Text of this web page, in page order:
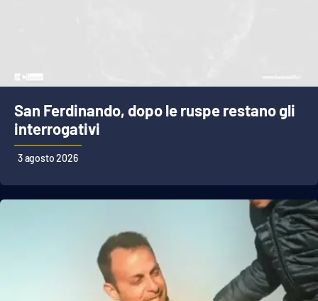
San Ferdinando, dopo le ruspe restano gli
interrogativi
3 agosto 2026